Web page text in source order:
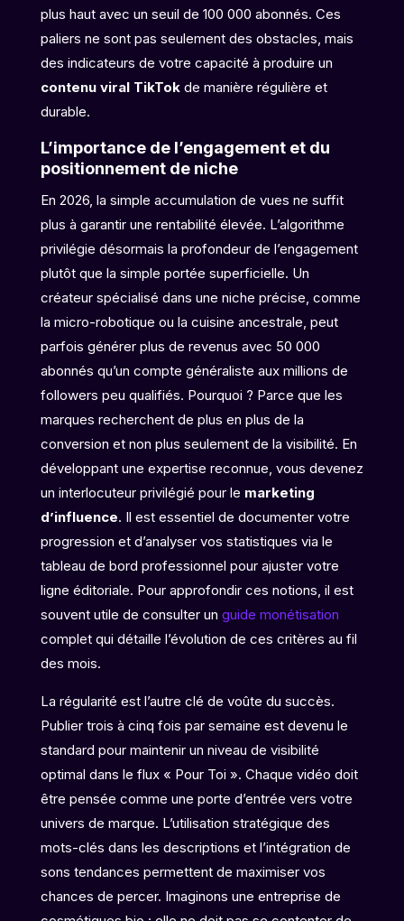
plus haut avec un seuil de 100 000 abonnés. Ces
paliers ne sont pas seulement des obstacles, mais
des indicateurs de votre capacité à produire un
contenu viral TikTokde manière régulière et
durable.
L’importance de l’engagement et du
positionnement de niche
En 2026, la simple accumulation de vues ne suffit
plus à garantir une rentabilité élevée. L’algorithme
privilégie désormais la profondeur de l’engagement
plutôt que la simple portée superficielle. Un
créateur spécialisé dans une niche précise, comme
la micro-robotique ou la cuisine ancestrale, peut
parfois générer plus de revenus avec 50 000
abonnés qu’un compte généraliste aux millions de
followers peu qualifiés. Pourquoi ? Parce que les
marques recherchent de plus en plus de la
conversion et non plus seulement de la visibilité. En
développant une expertise reconnue, vous devenez
un interlocuteur privilégié pour le marketing
d’influence. Il est essentiel de documenter votre
progression et d’analyser vos statistiques via le
tableau de bord professionnel pour ajuster votre
ligne éditoriale. Pour approfondir ces notions, il est
souvent utile de consulter un guide monétisation
complet qui détaille l’évolution de ces critères au fil
des mois.
La régularité est l’autre clé de voûte du succès.
Publier trois à cinq fois par semaine est devenu le
standard pour maintenir un niveau de visibilité
optimal dans le flux « Pour Toi ». Chaque vidéo doit
être pensée comme une porte d’entrée vers votre
univers de marque. L’utilisation stratégique des
mots-clés dans les descriptions et l’intégration de
sons tendances permettent de maximiser vos
chances de percer. Imaginons une entreprise de